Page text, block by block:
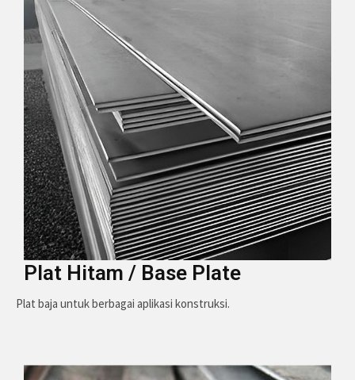
Plat Hitam / Base Plate
Plat baja untuk berbagai aplikasi konstruksi.